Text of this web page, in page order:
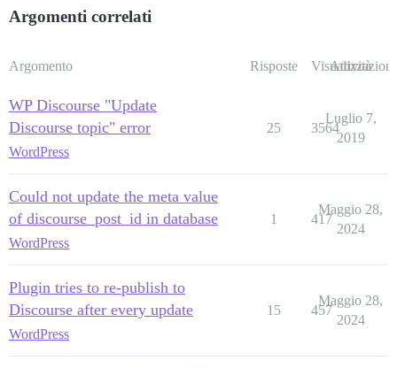
Argomenti correlati
Argomento Risposte Visualizzazioni
Attività
WP Discourse "Update
Discourse topic" error
WordPress
25 3564
Luglio 7,
2019
Could not update the meta value
of discourse_post_id in database
WordPress
1 417
Maggio 28,
2024
Plugin tries to re-publish to
Discourse after every update
WordPress
15 457
Maggio 28,
2024